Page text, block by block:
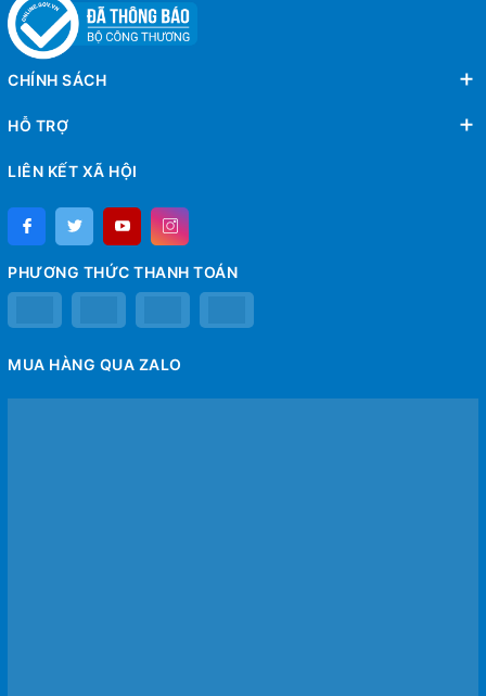
CHÍNH SÁCH
HỖ TRỢ
LIÊN KẾT XÃ HỘI
PHƯƠNG THỨC THANH TOÁN
MUA HÀNG QUA ZALO